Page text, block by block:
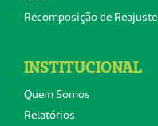
Recomposição de Reajuste
INSTITUCIONAL
Quem Somos
Relatórios